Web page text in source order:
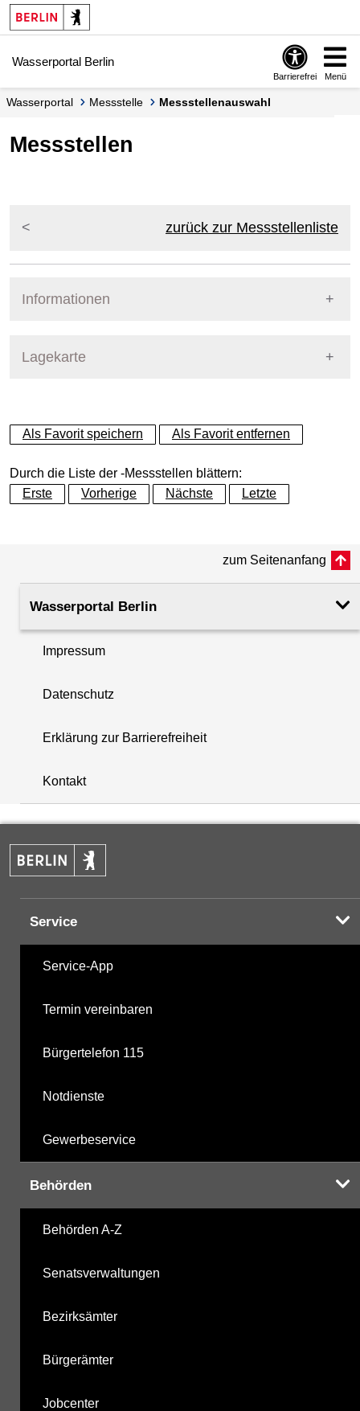
Springe zur Navigation
Springe zum Inhalt
Wasserportal Berlin
Barrierefrei Menü
Wasserportal Messstelle Messstellenauswahl
Messstellen
zurück zur Messstellenliste
Informationen
Lagekarte
+
−
+
−
Als Favorit speichern Als Favorit entfernen
Durch die Liste der -Messstellen blättern:
Erste
Vorherige Nächste Letzte
zum Seitenanfang
Wasserportal Berlin
Impressum
Datenschutz
Erklärung zur Barrierefreiheit
Kontakt
Service
Service-App
Termin vereinbaren
Bürgertelefon 115
Notdienste
Gewerbeservice
Behörden
Behörden A-Z
Senatsverwaltungen
Bezirksämter
Bürgerämter
Jobcenter